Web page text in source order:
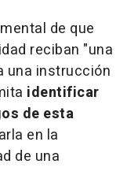
de que
reciban "una
una instrucción
identificar
de esta
en la
de una